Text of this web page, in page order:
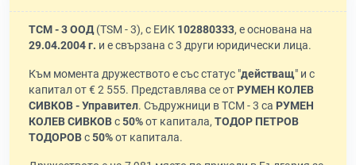
ТСМ - 3 ООД(TSM - 3), с ЕИК 102880333, е основана на
29.04.2004 г. и е свързана с 3 други юридически лица.
Към момента дружеството е със статус "действащ" и с
капитал от € 2 555. Представлява се от РУМЕН КОЛЕВ
СИВКОВ - Управител. Съдружници в ТСМ - 3 са РУМЕН
КОЛЕВ СИВКОВс50%от капитала, ТОДОР ПЕТРОВ
ТОДОРОВс50%от капитала.